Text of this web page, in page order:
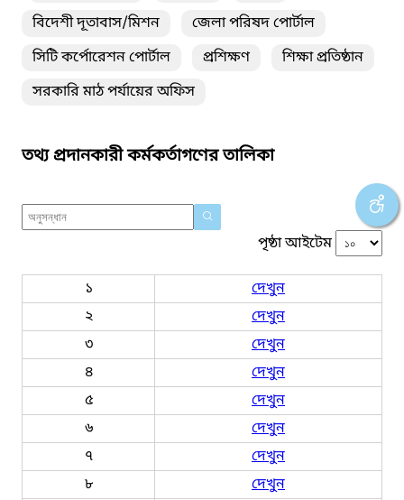
বিদেশী দূতাবাস/মিশন
জেলা পরিষদ পোর্টাল
সিটি কর্পোরেশন পোর্টাল
প্রশিক্ষণ
শিক্ষা প্রতিষ্ঠান
সরকারি মাঠ পর্যায়ের অফিস
তথ্য প্রদানকারী কর্মকর্তাগণের তালিকা
পৃষ্ঠা আইটেম
১
দেখুন
২
দেখুন
৩
দেখুন
৪
দেখুন
৫
দেখুন
৬
দেখুন
৭
দেখুন
৮
দেখুন